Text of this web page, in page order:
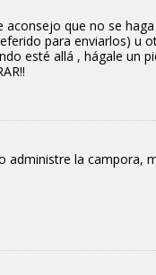
aconsejo que no se
para enviarlos) u
esté allá , hágale un
administre la campora,